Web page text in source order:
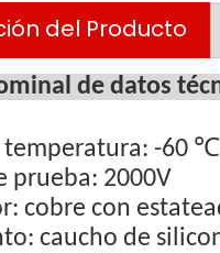
del Producto
de datos
temperatura: -60
prueba: 2000V
cobre con
caucho de